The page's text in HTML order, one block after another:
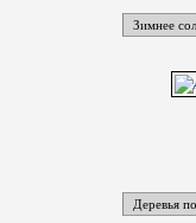
Зимнее
Деревья